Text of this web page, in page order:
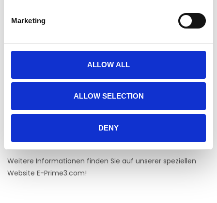
Marketing
ALLOW ALL
ALLOW SELECTION
DENY
- Textdateien automatisch generieren
- Skriptaufgabenereignisse
- Schnellstart von jedem Listenobjekt
- Pause/Fortsetzen im schwebenden Fenster
- Neue Aufgabenereignisse
- Online-Dokumentation
- Laufzeitunterstützung für Tablets und Touchscreens
- Verbesserte Audio-/Videowiedergabe und Ladezeit
Weitere Informationen finden Sie auf unserer speziellen
Website E-Prime3.com!